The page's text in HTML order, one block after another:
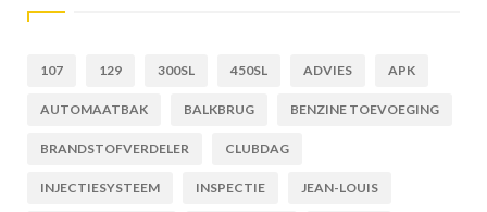
107 129 300SL 450SL ADVIES APK
AUTOMAATBAK BALKBRUG BENZINE TOEVOEGING
BRANDSTOFVERDELER CLUBDAG
INJECTIESYSTEEM INSPECTIE JEAN-LOUIS